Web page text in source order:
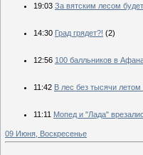
19:03 За вятским лесом
14:30 Град грядет?! (2)
12:56 100 балльников в
11:42 В лес без тысячи
11:11 Мопед и "Лада"
09 Июня, Воскресенье